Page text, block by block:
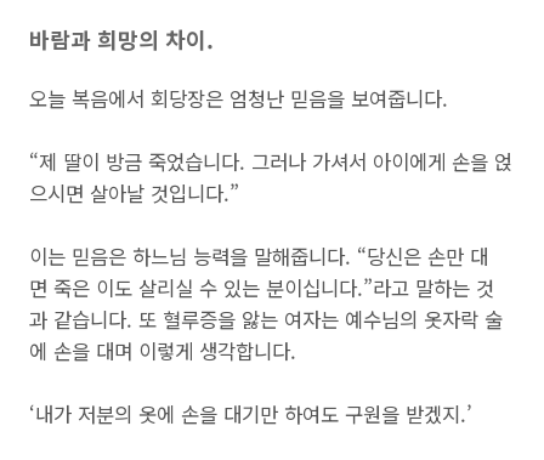
바람과 희망의 차이.
오늘 복음에서 회당장은 엄청난 믿음을 보여줍니다.
“제 딸이 방금 죽었습니다. 그러나 가셔서 아이에게 손을 얹
으시면 살아날 것입니다.”
이는 믿음은 하느님 능력을 말해줍니다. “당신은 손만 대
면 죽은 이도 살리실 수 있는 분이십니다.”라고 말하는 것
과 같습니다. 또 혈루증을 앓는 여자는 예수님의 옷자락 술
에 손을 대며 이렇게 생각합니다.
‘내가 저분의 옷에 손을 대기만 하여도 구원을 받겠지.’